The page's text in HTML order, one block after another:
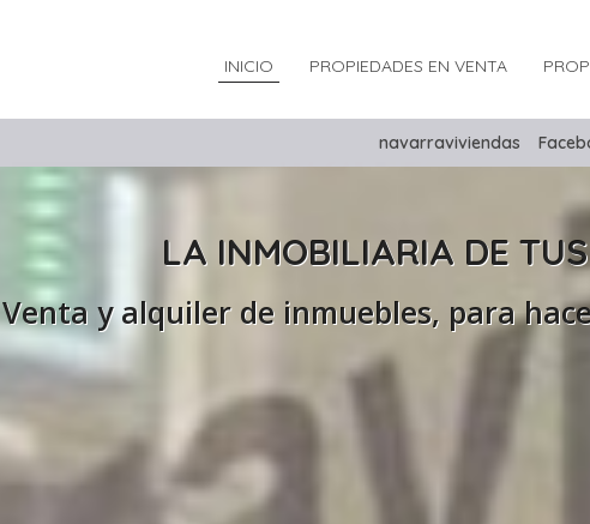
INICIO PROPIEDADES EN VENTA
navarraviviendas
LA INMOBILIARIA DE
Venta y alquiler de inmuebles, para